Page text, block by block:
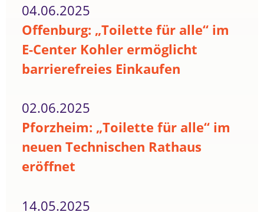
04.06.2025
Offenburg: „Toilette für alle“ im
E-Center Kohler ermöglicht
barrierefreies Einkaufen
02.06.2025
Pforzheim: „Toilette für alle“ im
neuen Technischen Rathaus
eröffnet
14.05.2025